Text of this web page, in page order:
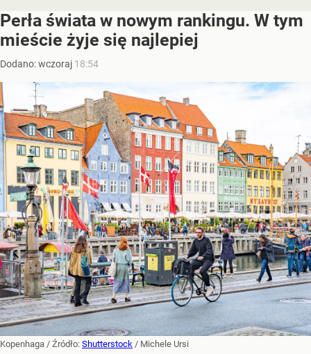
Perła świata w nowym rankingu. W tym
mieście żyje się najlepiej
Dodano:wczoraj 18:54
Kopenhaga / Źródło: Shutterstock / Michele Ursi